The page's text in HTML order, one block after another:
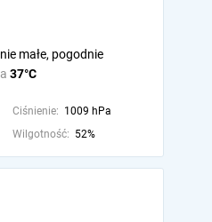
37°C
małe, pogodnie
Ciśnienie: 1009 hPa
Wilgotność: 52%